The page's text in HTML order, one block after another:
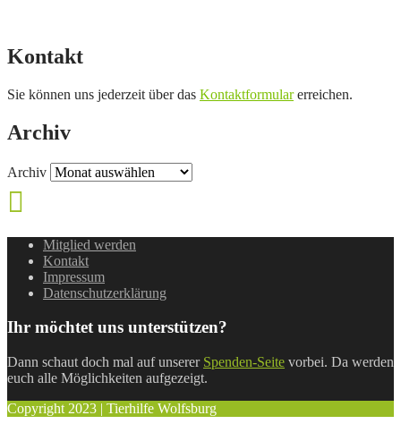
Kontakt
Sie können uns jederzeit über das Kontaktformularerreichen.
Archiv
Archiv
Mitglied werden
Kontakt
Impressum
Datenschutzerklärung
Ihr möchtet uns unterstützen?
Dann schaut doch mal auf unserer Spenden-Seite vorbei. Da werden
euch alle Möglichkeiten aufgezeigt.
Copyright 2023 | Tierhilfe Wolfsburg